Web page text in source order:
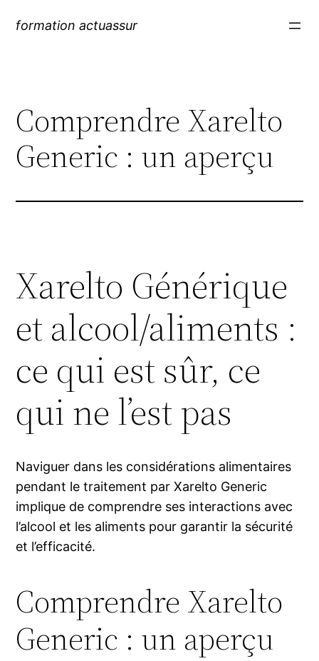
formation actuassur
Comprendre Xarelto
Generic : un aperçu
Xarelto Générique
et alcool/aliments :
ce qui est sûr, ce
qui ne l’est pas
Naviguer dans les considérations alimentaires
pendant le traitement par Xarelto Generic
implique de comprendre ses interactions avec
l’alcool et les aliments pour garantir la sécurité
et l’efficacité.
Comprendre Xarelto
Generic : un aperçu